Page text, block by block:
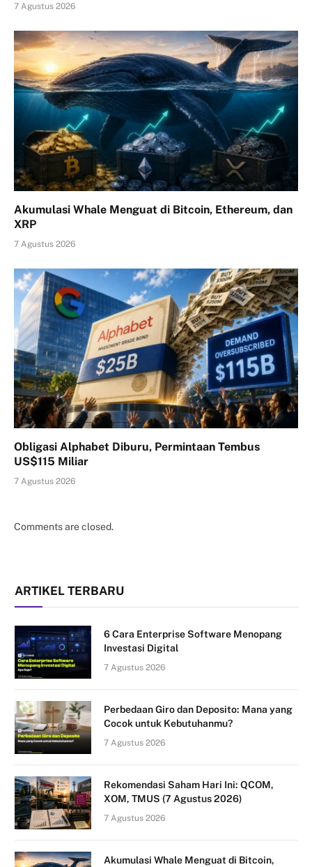
7 Agustus 2026
Akumulasi Whale Menguat di Bitcoin, Ethereum, dan
XRP
7 Agustus 2026
Obligasi Alphabet Diburu, Permintaan Tembus
US$115 Miliar
7 Agustus 2026
Comments are closed.
ARTIKEL TERBARU
6 Cara Enterprise Software Menopang
Investasi Digital
7 Agustus 2026
Perbedaan Giro dan Deposito: Mana yang
Cocok untuk Kebutuhanmu?
7 Agustus 2026
Rekomendasi Saham Hari Ini: QCOM,
XOM, TMUS (7 Agustus 2026)
7 Agustus 2026
Akumulasi Whale Menguat di Bitcoin,